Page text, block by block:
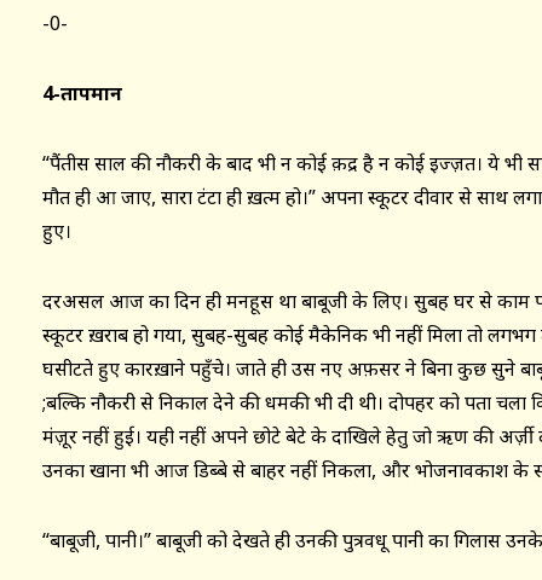
-0-
4-तापमान
“पैंतीस साल की नौकरी के बाद भी न कोई क़द्र है न कोई इज्ज़त। ये भी
मौत ही आ जाए, सारा टंटा ही ख़त्म हो।” अपना स्कूटर दीवार से साथ
हुए।
दरअसल आज का दिन ही मनहूस था बाबूजी के लिए। सुबह घर से काम
स्कूटर ख़राब हो गया, सुबह-सुबह कोई मैकेनिक भी नहीं मिला तो
घसीटते हुए कारख़ाने पहुँचे। जाते ही उस नए अफ़सर ने बिना कुछ सुने
;बल्कि नौकरी से निकाल देने की धमकी भी दी थी। दोपहर को पता चला
मंज़ूर नहीं हुई। यही नहीं अपने छोटे बेटे के दाखिले हेतु जो ऋण की अर्ज़ी
उनका खाना भी आज डिब्बे से बाहर नहीं निकला, और भोजनावकाश के
“बाबूजी, पानी।” बाबूजी को देखते ही उनकी पुत्रवधू पानी का गिलास